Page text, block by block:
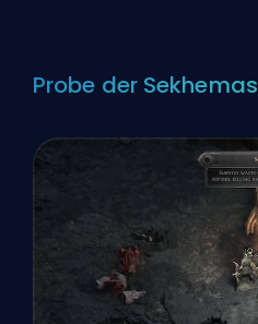
Probe der Sekhemas